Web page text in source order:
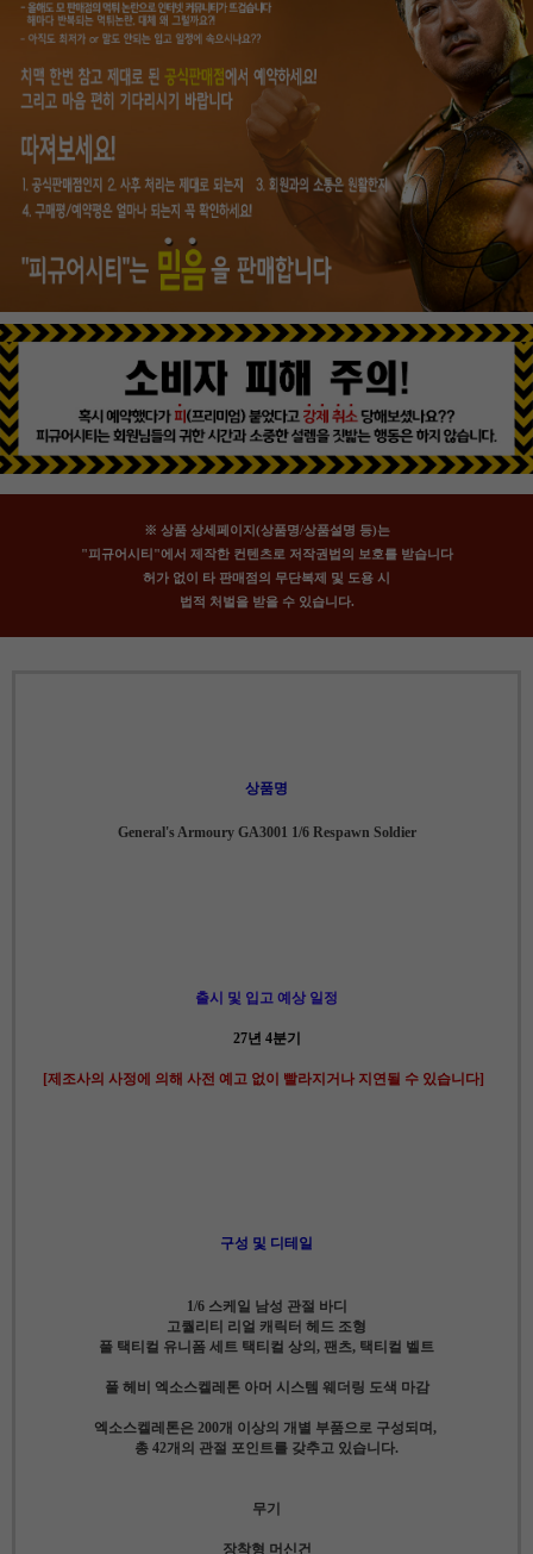
※ 상품 상세페이지(상품명/상품설명 등)는
"피규어시티"에서 제작한 컨텐츠로 저작권법의 보호를 받습니다
허가 없이 타 판매점의 무단복제 및 도용 시
법적 처벌을 받을 수 있습니다.
상품명
General's Armoury GA3001 1/6 Respawn Soldier
출시 및 입고 예상 일정
27년 4분기
[제조사의 사정에 의해 사전 예고 없이 빨라지거나 지연될 수 있습니다]
구성 및 디테일
1/6 스케일 남성 관절 바디
고퀄리티 리얼 캐릭터 헤드 조형
풀 택티컬 유니폼 세트 택티컬 상의, 팬츠, 택티컬 벨트
풀 헤비 엑소스켈레톤 아머 시스템 웨더링 도색 마감
엑소스켈레톤은 200개 이상의 개별 부품으로 구성되며,
총 42개의 관절 포인트를 갖추고 있습니다.
무기
장착형 머신건